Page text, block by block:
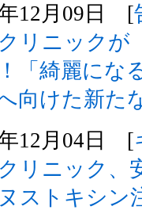
12月09日 [
リニックが
「綺麗にな
向けた新た
12月04日 [
リニック、
ストキシン